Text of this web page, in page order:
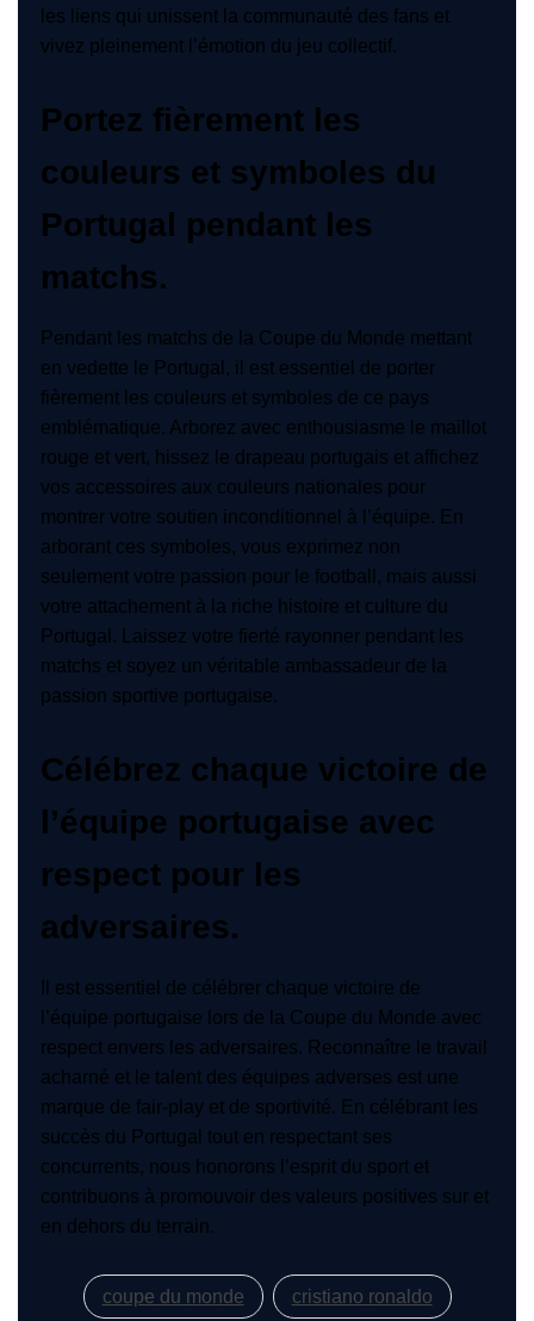
les liens qui unissent la communauté des fans et
vivez pleinement l’émotion du jeu collectif.
Portez fièrement les
couleurs et symboles du
Portugal pendant les
matchs.
Pendant les matchs de la Coupe du Monde mettant
en vedette le Portugal, il est essentiel de porter
fièrement les couleurs et symboles de ce pays
emblématique. Arborez avec enthousiasme le maillot
rouge et vert, hissez le drapeau portugais et affichez
vos accessoires aux couleurs nationales pour
montrer votre soutien inconditionnel à l’équipe. En
arborant ces symboles, vous exprimez non
seulement votre passion pour le football, mais aussi
votre attachement à la riche histoire et culture du
Portugal. Laissez votre fierté rayonner pendant les
matchs et soyez un véritable ambassadeur de la
passion sportive portugaise.
Célébrez chaque victoire de
l’équipe portugaise avec
respect pour les
adversaires.
Il est essentiel de célébrer chaque victoire de
l’équipe portugaise lors de la Coupe du Monde avec
respect envers les adversaires. Reconnaître le travail
acharné et le talent des équipes adverses est une
marque de fair-play et de sportivité. En célébrant les
succès du Portugal tout en respectant ses
concurrents, nous honorons l’esprit du sport et
contribuons à promouvoir des valeurs positives sur et
en dehors du terrain.
coupe du monde cristiano ronaldo